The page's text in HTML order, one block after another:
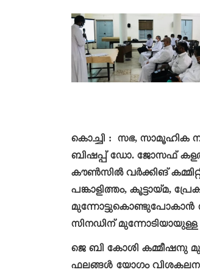
കൊച്ചി : സഭ, സാമൂഹിക
ബിഷപ്പ് ഡോ. ജോസഫ്
കൗൺസിൽ വർക്കിങ്
പങ്കാളിത്തം, കൂട്ടായ്മ,
മുന്നോട്ടുകൊണ്ടുപോകാൻ
സിനഡിന് മുന്നോടിയായുള്ള
ജെ ബി കോശി കമ്മീഷനു
ഫലങ്ങൾ യോഗം വിശകലനം